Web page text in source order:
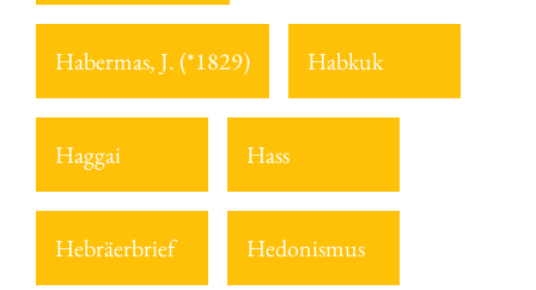
Habermas, J. (*1829) Habkuk
Haggai Hass
Hebräerbrief Hedonismus